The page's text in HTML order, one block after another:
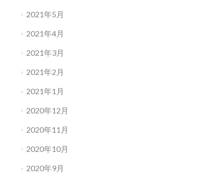
2021年5月
2021年4月
2021年3月
2021年2月
2021年1月
2020年12月
2020年11月
2020年10月
2020年9月